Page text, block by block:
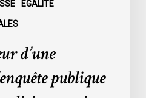
ÉGALITÉ
d’une
publique